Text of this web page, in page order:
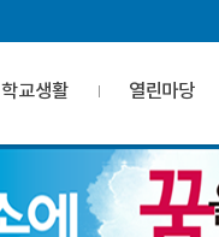
학교생활 열린마당